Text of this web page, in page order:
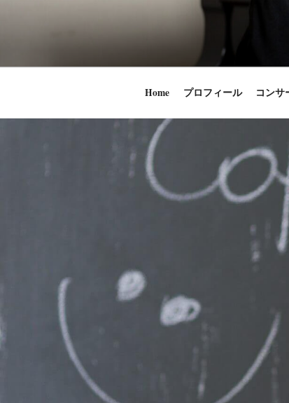
ン
ス
時田直也
歌うことは希
うことかけが
Home プロフィール コンサ